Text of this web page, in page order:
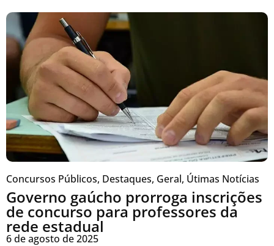
Concursos Públicos, Destaques, Geral, Útimas Notícias
Governo gaúcho prorroga inscrições
de concurso para professores da
rede estadual
6 de agosto de 2025